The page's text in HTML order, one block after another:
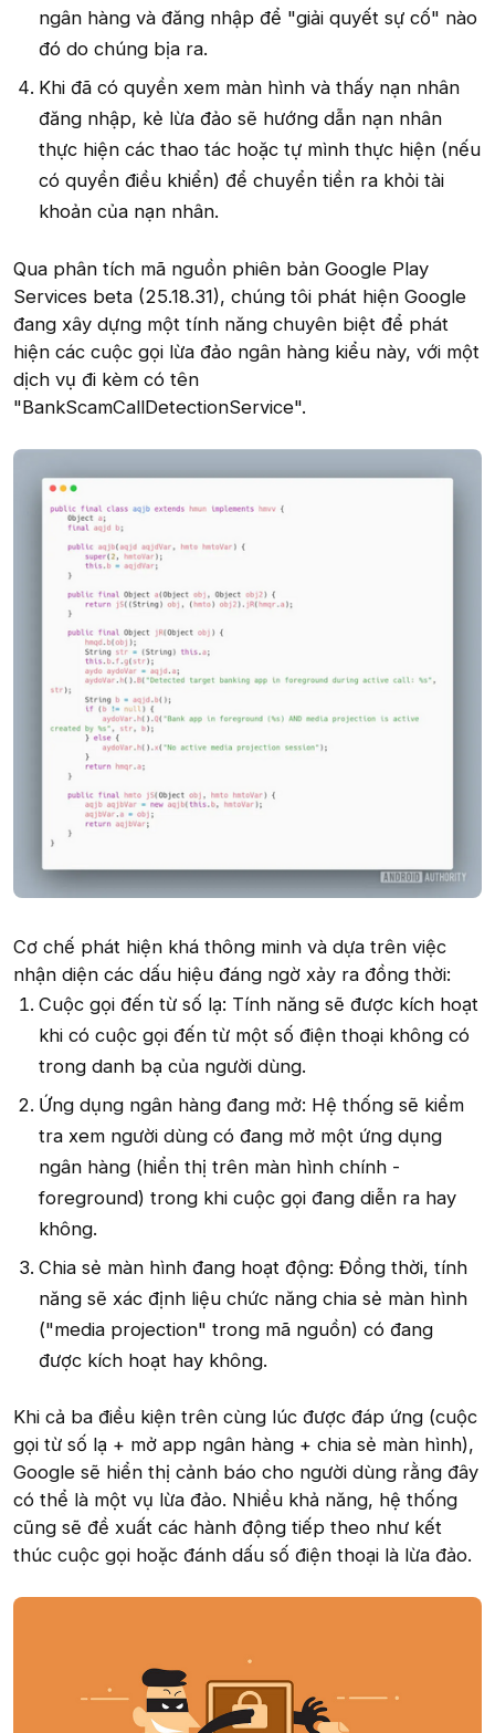
ngân hàng và đăng nhập để "giải quyết sự cố" nào
đó do chúng bịa ra.
Khi đã có quyền xem màn hình và thấy nạn nhân
đăng nhập, kẻ lừa đảo sẽ hướng dẫn nạn nhân
thực hiện các thao tác hoặc tự mình thực hiện (nếu
có quyền điều khiển) để chuyển tiền ra khỏi tài
khoản của nạn nhân.
Qua phân tích mã nguồn phiên bản Google Play
Services beta (25.18.31), chúng tôi phát hiện Google
đang xây dựng một tính năng chuyên biệt để phát
hiện các cuộc gọi lừa đảo ngân hàng kiểu này, với một
dịch vụ đi kèm có tên
"BankScamCallDetectionService".
Cơ chế phát hiện khá thông minh và dựa trên việc
nhận diện các dấu hiệu đáng ngờ xảy ra đồng thời:
Cuộc gọi đến từ số lạ: Tính năng sẽ được kích hoạt
khi có cuộc gọi đến từ một số điện thoại không có
trong danh bạ của người dùng.
Ứng dụng ngân hàng đang mở: Hệ thống sẽ kiểm
tra xem người dùng có đang mở một ứng dụng
ngân hàng (hiển thị trên màn hình chính -
foreground) trong khi cuộc gọi đang diễn ra hay
không.
Chia sẻ màn hình đang hoạt động: Đồng thời, tính
năng sẽ xác định liệu chức năng chia sẻ màn hình
("media projection" trong mã nguồn) có đang
được kích hoạt hay không.
Khi cả ba điều kiện trên cùng lúc được đáp ứng (cuộc
gọi từ số lạ + mở app ngân hàng + chia sẻ màn hình),
Google sẽ hiển thị cảnh báo cho người dùng rằng đây
có thể là một vụ lừa đảo. Nhiều khả năng, hệ thống
cũng sẽ đề xuất các hành động tiếp theo như kết
thúc cuộc gọi hoặc đánh dấu số điện thoại là lừa đảo.